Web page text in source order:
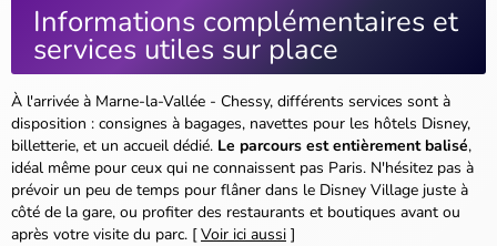
Informations complémentaires et
services utiles sur place
À l'arrivée à Marne-la-Vallée - Chessy, différents services sont à
disposition : consignes à bagages, navettes pour les hôtels Disney,
billetterie, et un accueil dédié. Le parcours est entièrement balisé,
idéal même pour ceux qui ne connaissent pas Paris. N'hésitez pas à
prévoir un peu de temps pour flâner dans le Disney Village juste à
côté de la gare, ou profiter des restaurants et boutiques avant ou
après votre visite du parc. [Voir ici aussi ]